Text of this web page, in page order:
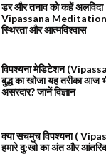
डर और तनाव को कहें अलविदा
Vipassana Meditation )
स्थिरता और आत्मविश्वास
विपश्यना मेडिटेशन
बुद्ध का खोजा यह तरीका आज
असरदार? जानें विज्ञान
क्या सचमुच विपश्यना (
हमारे दु:खो का अंत और